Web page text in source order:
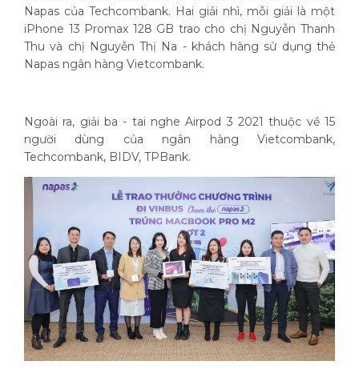
Napas của Techcombank. Hai giải nhì, mỗi giải là một
iPhone 13 Promax 128 GB trao cho chị Nguyễn Thanh
Thu và chị Nguyễn Thị Na - khách hàng sử dụng thẻ
Napas ngân hàng Vietcombank.
Ngoài ra, giải ba - tai nghe Airpod 3 2021 thuộc về 15
người dùng của ngân hàng Vietcombank,
Techcombank, BIDV, TPBank.